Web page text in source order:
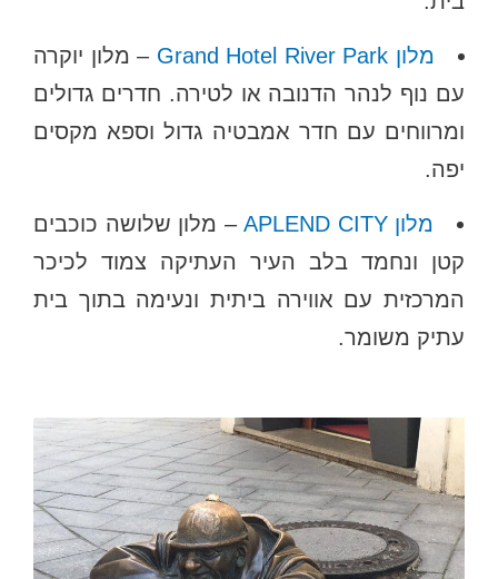
מלון Grand Hotel River Park
– מלון יוקרה
עם נוף לנהר הדנובה או לטירה. חדרים גדולים
ומרווחים עם חדר אמבטיה גדול וספא מקסים
יפה.
מלון APLEND CITY
– מלון שלושה כוכבים
קטן ונחמד בלב העיר העתיקה צמוד לכיכר
המרכזית עם אווירה ביתית ונעימה בתוך בית
עתיק משומר.